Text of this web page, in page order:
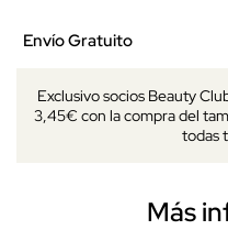
Envío Gratuito
Exclusivo socios Beauty
3,45€ con la compra del
todas
Más